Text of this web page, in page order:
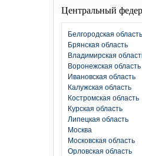
Центральный
Белгородская область
Брянская область
Владимирская
Воронежская область
Ивановская область
Калужская область
Костромская область
Курская область
Липецкая область
Москва
Московская область
Орловская область